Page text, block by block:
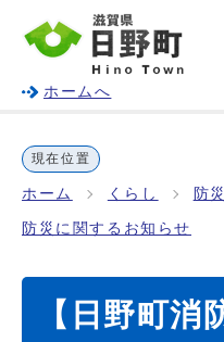
ホームへ
現在位置
ホーム くらし 防災
防災に関するお知らせ
【日野町消